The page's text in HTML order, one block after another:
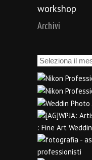
workshop
Archivi
Archivi